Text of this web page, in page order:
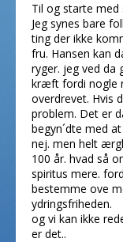
Til og starte med
Jeg synes bare
ting der ikke
fru. Hansen kan
ryger. jeg ved da
kræft fordi nogle
overdrevet. Hvis
problem. Det er
begyn´dte med
nej. men helt
100 år. hvad så
spiritus mere.
bestemme ove
ydringsfriheden.
og vi kan ikke
er det..